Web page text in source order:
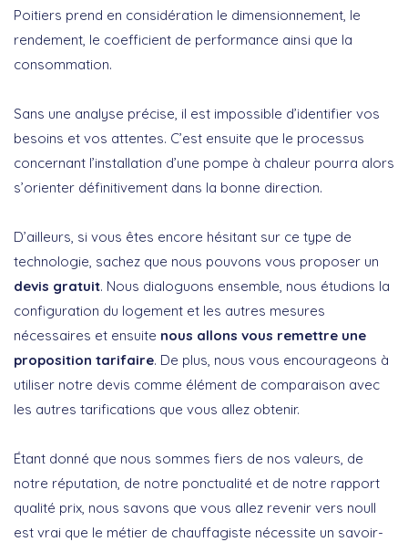
Poitiers prend en considération le dimensionnement, le
rendement, le coefficient de performance ainsi que la
consommation.
Sans une analyse précise, il est impossible d’identifier vos
besoins et vos attentes. C’est ensuite que le processus
concernant l’installation d’une pompe à chaleur pourra alors
s’orienter définitivement dans la bonne direction.
D’ailleurs, si vous êtes encore hésitant sur ce type de
technologie, sachez que nous pouvons vous proposer un
devis gratuit. Nous dialoguons ensemble, nous étudions la
configuration du logement et les autres mesures
nécessaires et ensuite nous allons vous remettre une
proposition tarifaire. De plus, nous vous encourageons à
utiliser notre devis comme élément de comparaison avec
les autres tarifications que vous allez obtenir.
Étant donné que nous sommes fiers de nos valeurs, de
notre réputation, de notre ponctualité et de notre rapport
qualité prix, nous savons que vous allez revenir vers nouIl
est vrai que le métier de chauffagiste nécessite un savoir-